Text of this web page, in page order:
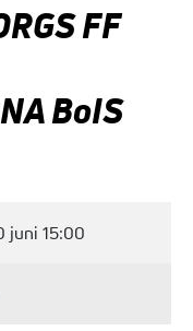
FF
BoIS
juni 15:00